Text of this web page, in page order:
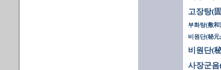
고장탕(
부화탕(敷和
비원단(秘
비원단(
사장군